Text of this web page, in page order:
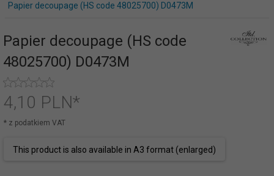
Papier decoupage (HS code 48025700) D0473M
Papier decoupage (HS code
48025700) D0473M
4,10 PLN*
* z podatkiem VAT
This product is also available in A3 format (enlarged)